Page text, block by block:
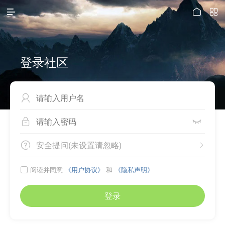
 

登录社区

 
 
安全提问(未设置请忽略)
 阅读并同意 《用户协议》 和 《隐私声明》
登录